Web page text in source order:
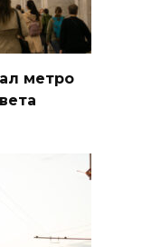
метро